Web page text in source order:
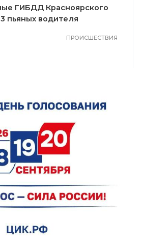
ГИБДД Красноярского
пьяных водителя
ПРОИСШЕСТВИЯ